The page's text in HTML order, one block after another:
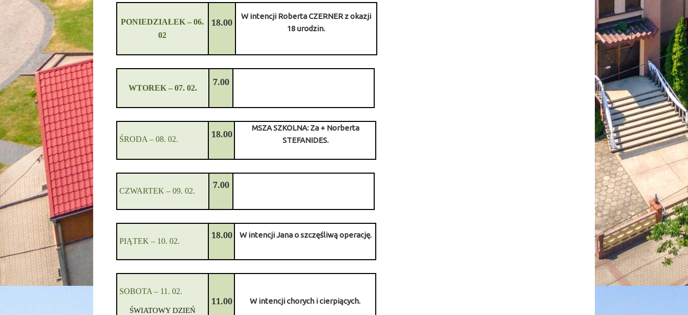
PONIEDZIAŁEK – 06.
02
18.00
W intencji Roberta CZERNER z okazji
18 urodzin.
WTOREK – 07. 02.
7.00
ŚRODA – 08. 02. 18.00
MSZA SZKOLNA: Za + Norberta
STEFANIDES.
CZWARTEK – 09. 02.
7.00
PIĄTEK – 10. 02.
18.00 W intencji Jana o szczęśliwą operację.
SOBOTA – 11 . 02.
ŚWIATOWY DZIEŃ
11.00 W intencji chorych i cierpiących.